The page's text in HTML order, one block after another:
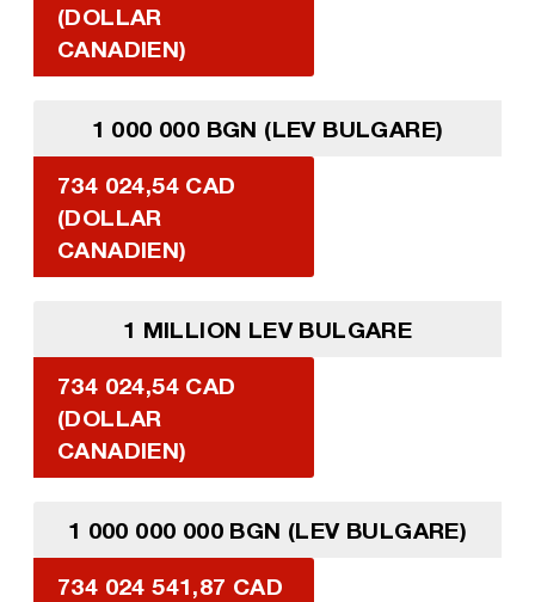
(DOLLAR
CANADIEN)
1 000 000 BGN (LEV BULGARE)
734 024,54 CAD
(DOLLAR
CANADIEN)
1 MILLION LEV BULGARE
734 024,54 CAD
(DOLLAR
CANADIEN)
1 000 000 000 BGN (LEV BULGARE)
734 024 541,87 CAD